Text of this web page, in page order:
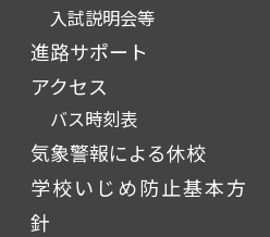
入試説明会等
進路サポート
アクセス
バス時刻表
気象警報による休校
学校いじめ防止基本方
針